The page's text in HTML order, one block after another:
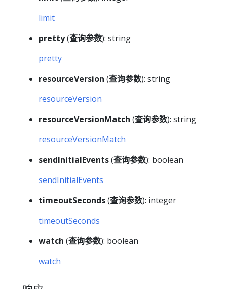
limit
pretty(查询参数): string
pretty
resourceVersion (查询参数): string
resourceVersion
resourceVersionMatch (查询参数): string
resourceVersionMatch
sendInitialEvents(查询参数): boolean
sendInitialEvents
timeoutSeconds(查询参数): integer
timeoutSeconds
watch (查询参数): boolean
watch